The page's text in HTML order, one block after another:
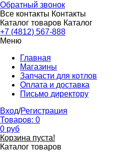
Обратный звонок
Все контакты Контакты
Каталог товаров Каталог
+7 (4812) 567-888
Меню
Главная
Магазины
Запчасти для котлов
Оплата и доставка
Письмо директору
Вход/Регистрация
Товаров: 0
0 руб
Корзина пуста!
Каталог товаров